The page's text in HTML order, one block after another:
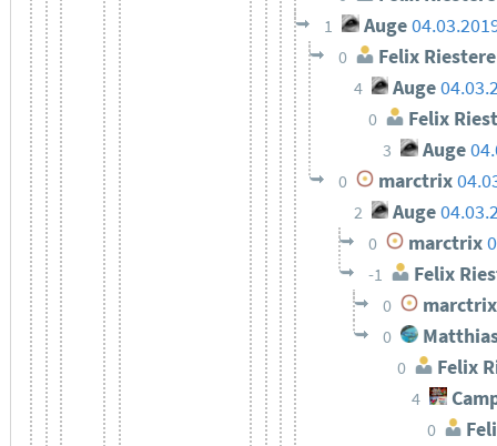
1 Auge
0 Felix
4 Auge
0 Felix
3 Auge
0 marctrix
2 Auge
0 marctrix
-1 Felix
0 marctrix
0
0 Felix
4
0